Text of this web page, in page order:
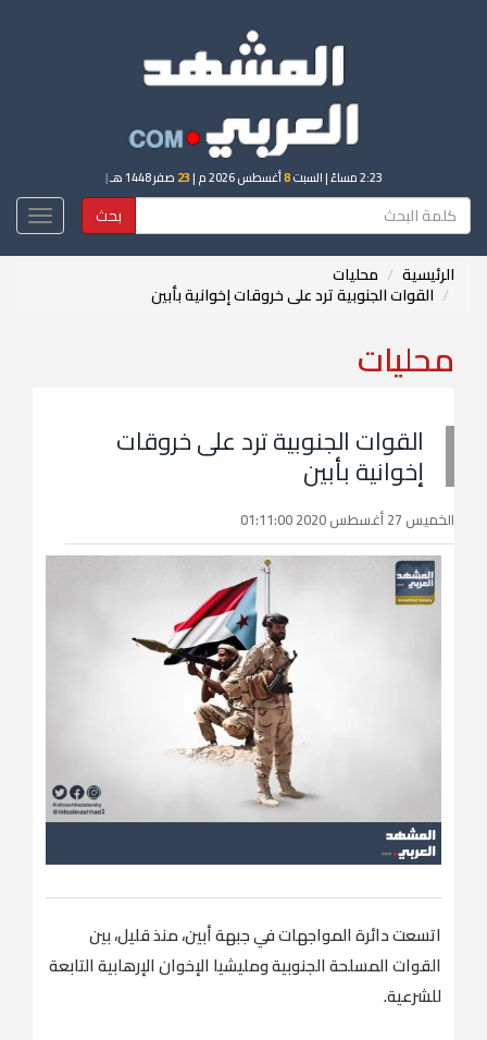
2:23 مساءً | السبت8أغسطس 2026 م | 23 صفر 1448 هـ |
بحث
الرئيسية محليات
القوات الجنوبية ترد على خروقات إخوانية بأبين
محليات
القوات الجنوبية ترد على خروقات
إخوانية بأبين
الخميس 27 أغسطس 2020 01:11:00
اتسعت دائرة المواجهات في جبهة أبين، منذ قليل، بين
القوات المسلحة الجنوبية ومليشيا الإخوان الإرهابية التابعة
للشرعية.